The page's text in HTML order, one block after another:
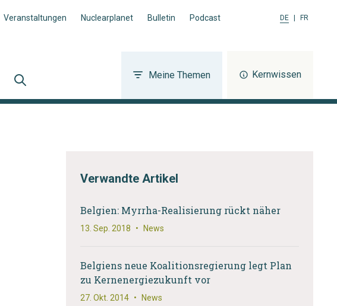
Veranstaltungen Nuclearplanet Bulletin Podcast DE FR
Meine Themen Kernwissen
Verwandte Artikel
Belgien: Myrrha-Realisierung rückt näher
13. Sep. 2018 • News
Belgiens neue Koalitionsregierung legt Plan
zu Kernenergiezukunft vor
27. Okt. 2014 • News